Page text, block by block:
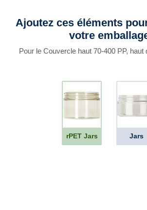
Ajoutez ces éléments
votre
Pour le Couvercle haut 70-400 PP, haut
rPET Jars Jars